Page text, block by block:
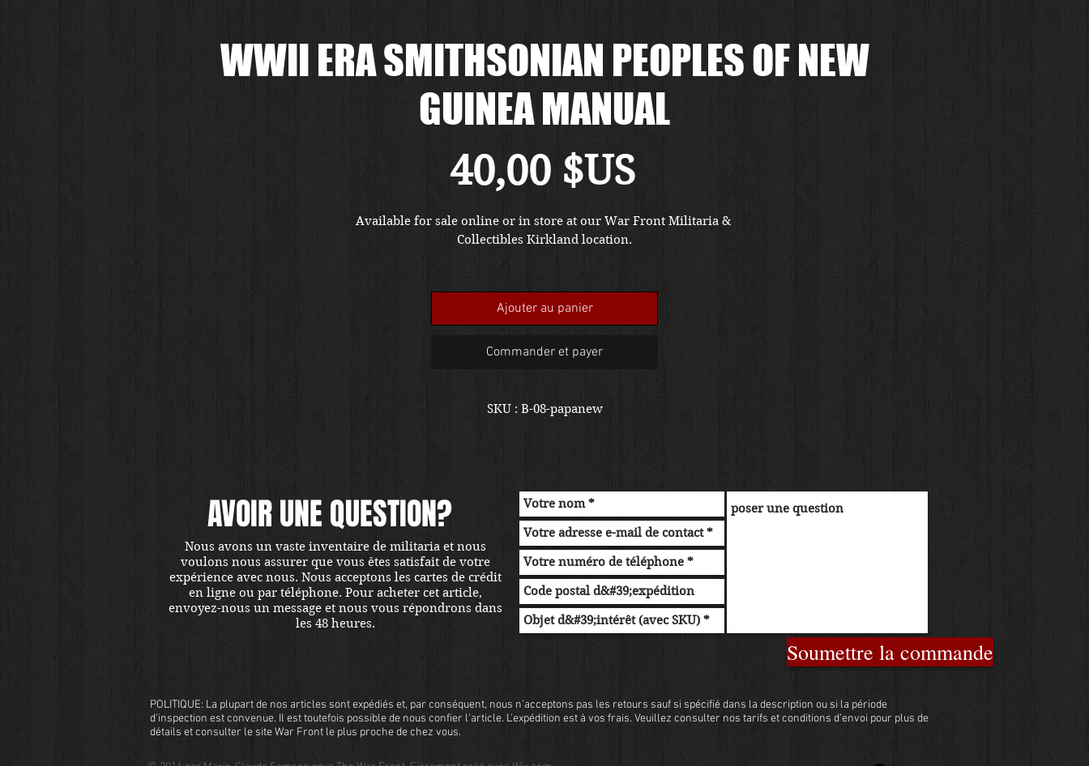
WWII ERA SMITHSONIAN PEOPLES OF NEW
GUINEA MANUAL
40,00 $USPrix
Available for sale online or in store at our War Front Militaria &
Collectibles Kirkland location.
Ajouter au panier
Commander et payer
SKU : B-08-papanew
AVOIR UNE QUESTION?
Nous avons un vaste inventaire de militaria et nous
voulons nous assurer que vous êtes satisfait de votre
expérience avec nous. Nous acceptons les cartes de crédit
en ligne ou par téléphone. Pour acheter cet article,
envoyez-nous un message et nous vous répondrons dans
les 48 heures.
Soumettre la commande
POLITIQUE: La plupart de nos articles sont expédiés et, par conséquent, nous n'acceptons pas les retours sauf si spécifié dans la description ou si la période
d'inspection est convenue. Il est toutefois possible de nous confier l'article. L'expédition est à vos frais. Veuillez consulter nos tarifs et conditions d'envoi pour plus de
détails et consulter le site War Front le plus proche de chez vous.